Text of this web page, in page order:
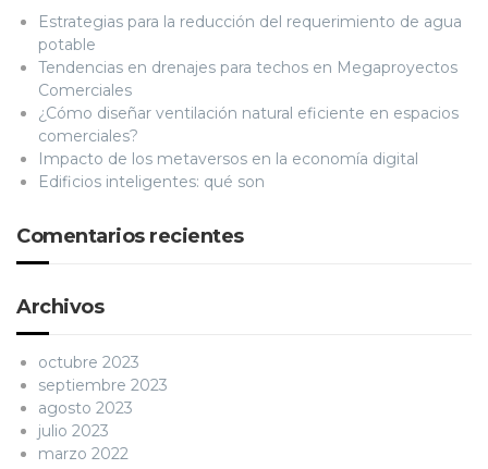
Estrategias para la reducción del requerimiento de agua
potable
Tendencias en drenajes para techos en Megaproyectos
Comerciales
¿Cómo diseñar ventilación natural eficiente en espacios
comerciales?
Impacto de los metaversos en la economía digital
Edificios inteligentes: qué son
Comentarios recientes
Archivos
octubre 2023
septiembre 2023
agosto 2023
julio 2023
marzo 2022